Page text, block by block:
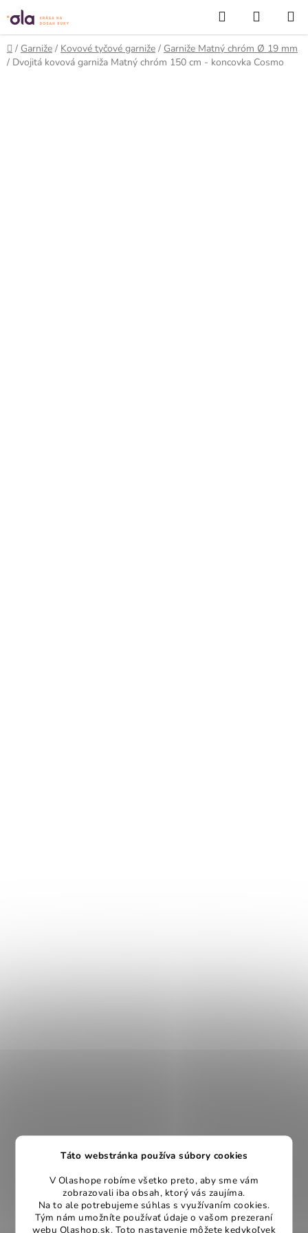
Táto webstránka používa súbory cookies
V Olashope robíme všetko preto, aby sme vám
zobrazovali iba obsah, ktorý vás zaujíma.
Na to ale potrebujeme súhlas s využívaním cookies.
Tým nám umožníte používať údaje o vašom prezeraní
webu Olashop.sk. Toto nastavenie môžete kedykoľvek
Prejsť
na
obsah
Hľadať
KOŠÍK
Domov
/ Garniže / Kovové tyčové garniže / Garniže Matný chróm Ø 19 mm
/ Dvojitá kovová garniža Matný chróm 150 cm - koncovka Cosmo